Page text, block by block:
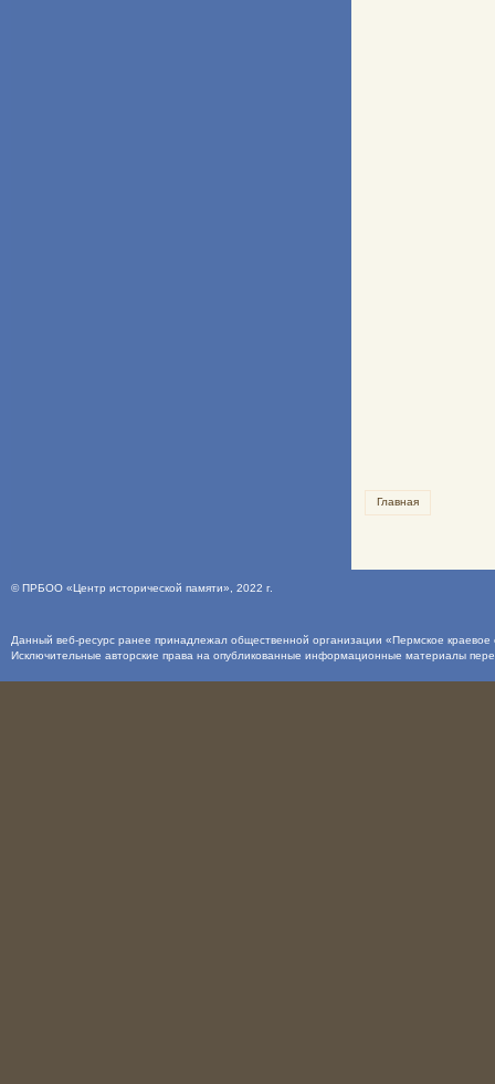
Главная
©ПРБОО «Центр исторической памяти» , 2022 г.
Данный веб-ресурс ранее принадлежал общественной организации «Пермское
Исключительные авторские права на опубликованные информационные материалы